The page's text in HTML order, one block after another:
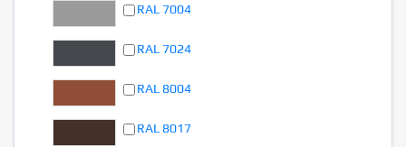
RAL 7004
RAL 7024
RAL 8004
RAL 8017